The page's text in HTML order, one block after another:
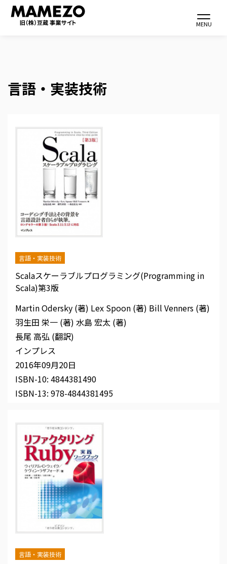
MENU
言語・実装技術
言語・実装技術
Scalaスケーラブルプログラミング(Programming in
Scala)第3版
Martin Odersky (著) Lex Spoon (著) Bill Venners (著)
羽生田 栄一 (著) 水島 宏太 (著)
長尾 高弘 (翻訳)
インプレス
2016年09月20日
ISBN-10: 4844381490
ISBN-13: 978-4844381495
言語・実装技術